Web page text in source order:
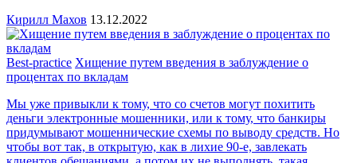
Кирилл Махов 13.12.2022
Best-practice Хищение путем введения в заблуждение о
процентах по вкладам
Мы уже привыкли к тому, что со счетов могут похитить
деньги электронные мошенники, или к тому, что банкиры
придумывают мошеннические схемы по выводу средств. Но
чтобы вот так, в открытую, как в лихие 90-е, завлекать